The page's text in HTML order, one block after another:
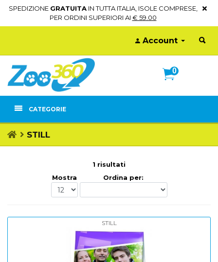
SPEDIZIONE GRATUITAIN TUTTA ITALIA, ISOLE COMPRESE,
PER ORDINI SUPERIORI AI € 59.00
Account
0
CATEGORIE
STILL
1 risultati
Mostra
Ordina per:
STILL